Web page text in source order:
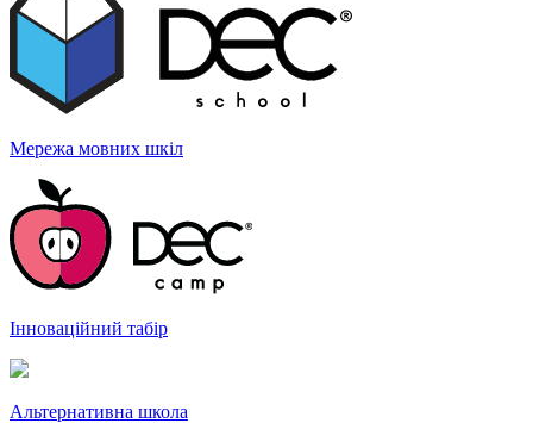
Мережа мовних шкіл
Інноваційний табір
Альтернативна школа